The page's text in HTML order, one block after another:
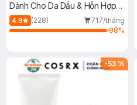
Dành Cho Da Dầu & Hỗn Hợp
500ml
4.9 (228)
717/tháng
98%
-53 %